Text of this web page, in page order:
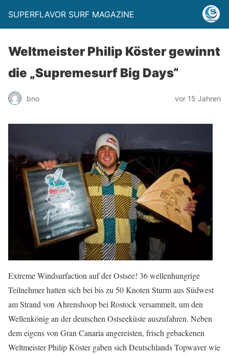
SUPERFLAVOR SURF MAGAZINE
Weltmeister Philip Köster gewinnt
die „Supremesurf Big Days“
bno vor 15 Jahren
Extreme Windsurfaction auf der Ostsee! 36 wellenhungrige
Teilnehmer hatten sich bei bis zu 50 Knoten Sturm aus Südwest
am Strand von Ahrenshoop bei Rostock versammelt, um den
Wellenkönig an der deutschen Ostseeküste auszufahren. Neben
dem eigens von Gran Canaria angereisten, frisch gebackenen
Weltmeister Philip Köster gaben sich Deutschlands Topwaver wie